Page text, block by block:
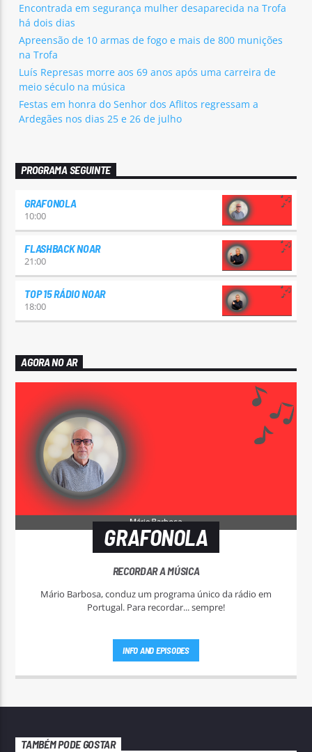
Encontrada em segurança mulher desaparecida na Trofa
há dois dias
Apreensão de 10 armas de fogo e mais de 800 munições
na Trofa
Luís Represas morre aos 69 anos após uma carreira de
meio século na música
Festas em honra do Senhor dos Aflitos regressam a
Ardegães nos dias 25 e 26 de julho
PROGRAMA SEGUINTE
GRAFONOLA
10:00
FLASHBACK NOAR
21:00
TOP 15 RÁDIO NOAR
18:00
AGORA NO AR
GRAFONOLA
RECORDAR A MÚSICA
Mário Barbosa, conduz um programa único da rádio em
Portugal. Para recordar... sempre!
INFO AND EPISODES
TAMBÉM PODE GOSTAR